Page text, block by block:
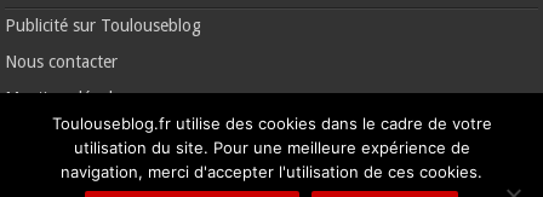
Publicité sur Toulouseblog
Nous contacter
Mentions légales
©2006-2026 Toulouse Blog | CNIL N° 1391640
Toulouseblog.fr utilise des cookies dans le cadre de votre
utilisation du site. Pour une meilleure expérience de
navigation, merci d'accepter l'utilisation de ces cookies.